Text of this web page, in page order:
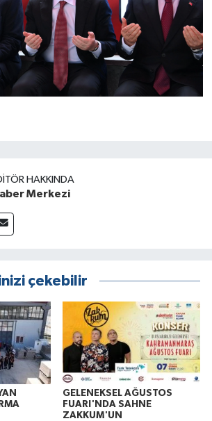
HAKKINDA
Merkezi
çekebilir
GELENEKSEL AĞUSTOS
FUARI'NDA SAHNE
ZAKKUM'UN